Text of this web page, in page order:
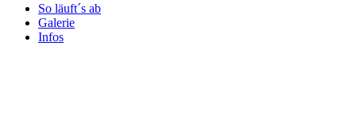
So läuft´s ab
Galerie
Infos